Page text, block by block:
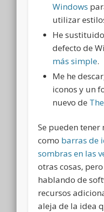
Windows
utilizar
He
defecto de
más simple.
Me he
iconos y un
nuevo de
Se pueden tener
como barras de
sombras en las
otras cosas,
hablando de
recursos
aleja de la idea